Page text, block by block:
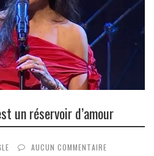
un réservoir d’amour
AUCUN COMMENTAIRE